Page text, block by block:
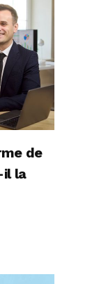
de
il la